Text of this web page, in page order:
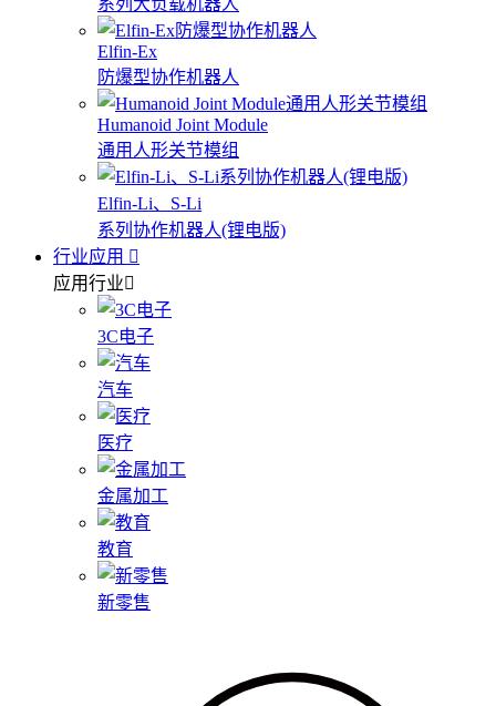
Elfin-Ex
防爆型协作机器人
Humanoid Joint Module
通用人形关节模组
Elfin-Li、S-Li
系列协作机器人(锂电版)
行业应用
应用行业
3C电子
汽车
医疗
金属加工
教育
新零售